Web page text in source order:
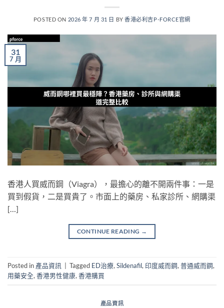
POSTED ON 2026 年 7 月 31 日 BY香港必利吉P-FORCE官網
31
7 月
香港人買威而鋼（Viagra），最擔心的離不開兩件事：一是
買到假貨，二是買貴了。市面上的藥房、私家診所、網購渠
[…]
CONTINUE READING →
Posted in 產品資訊 Tagged ED治療, Sildenafil, 印度威而鋼, 普通威而鋼,
用藥安全, 香港男性健康, 香港購買
產品資訊